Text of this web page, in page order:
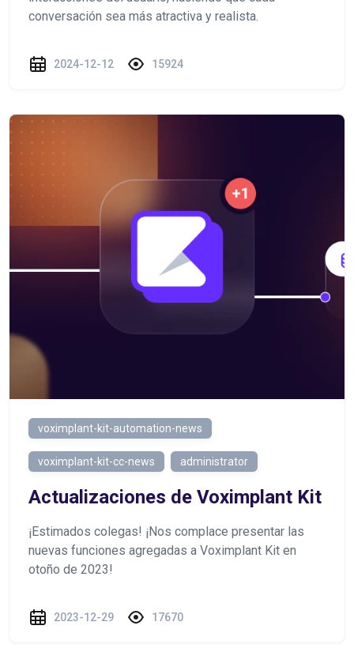
conversación sea más atractiva y realista.
2024-12-12 15924
voximplant-kit-automation-news
voximplant-kit-cc-news administrator
Actualizaciones de Voximplant Kit
¡Estimados colegas! ¡Nos complace presentar las
nuevas funciones agregadas a Voximplant Kit en
otoño de 2023!
2023-12-29 17670